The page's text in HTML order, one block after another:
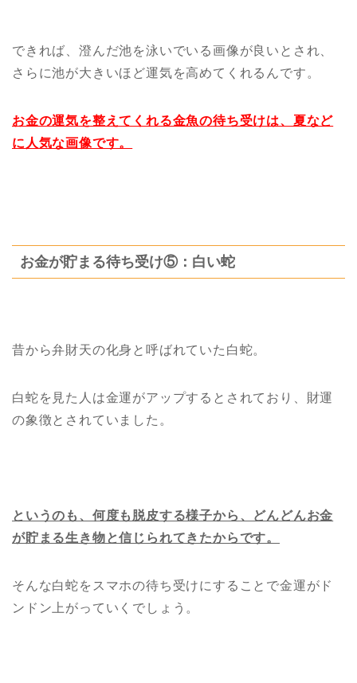
できれば、澄んだ池を泳いでいる画像が良いとされ、
さらに池が大きいほど運気を高めてくれるんです。
お金の運気を整えてくれる金魚の待ち受けは、夏など
に人気な画像です。
お金が貯まる待ち受け⑤：白い蛇
昔から弁財天の化身と呼ばれていた白蛇。
白蛇を見た人は金運がアップするとされており、財運
の象徴とされていました。
というのも、何度も脱皮する様子から、どんどんお金
が貯まる生き物と信じられてきたからです。
そんな白蛇をスマホの待ち受けにすることで金運がド
ンドン上がっていくでしょう。